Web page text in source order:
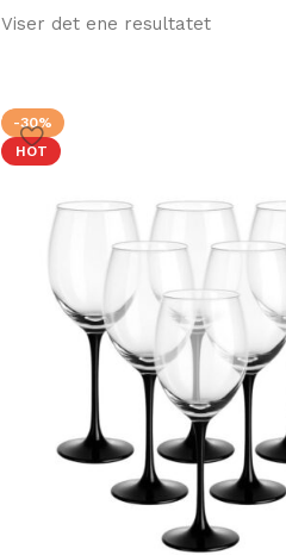
Viser det ene resultatet
-30%
HOT